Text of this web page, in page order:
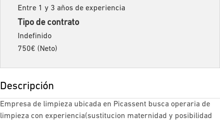
Entre 1 y 3 años de experiencia
Tipo de contrato
Indefinido
750€ (Neto)
Descripción
Empresa de limpieza ubicada en Picassent busca operaria de
limpieza con experiencia(sustitucion maternidad y posibilidad